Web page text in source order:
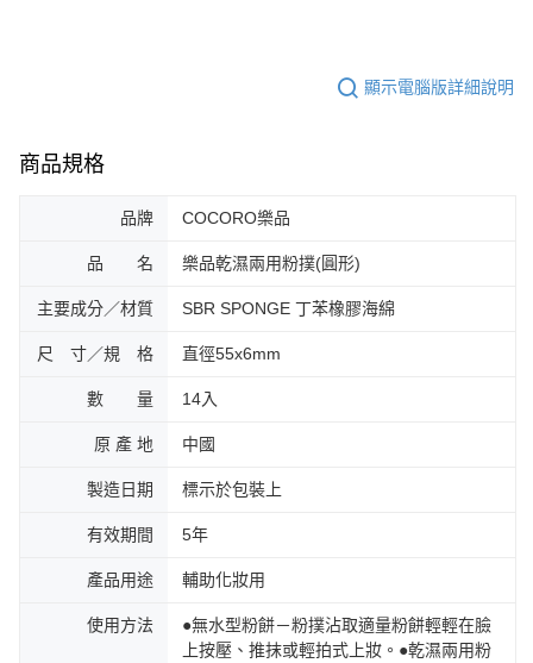
顯示電腦版詳細說明
商品規格
品牌 COCORO樂品
品 名 樂品乾濕兩用粉撲(圓形)
主要成分／材質 SBR SPONGE 丁苯橡膠海綿
尺 寸／規 格 直徑55x6mm
數 量 14入
原 產 地 中國
製造日期 標示於包裝上
有效期間 5年
產品用途 輔助化妝用
使用方法
●無水型粉餅－粉撲沾取適量粉餅輕輕在臉
上按壓、推抹或輕拍式上妝。●乾濕兩用粉